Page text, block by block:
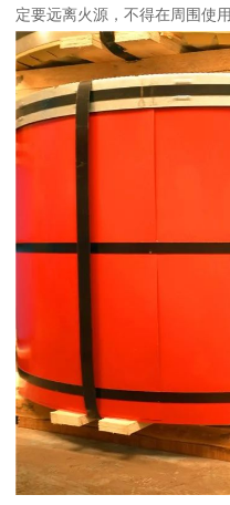
定要远离火源，不得在周围使